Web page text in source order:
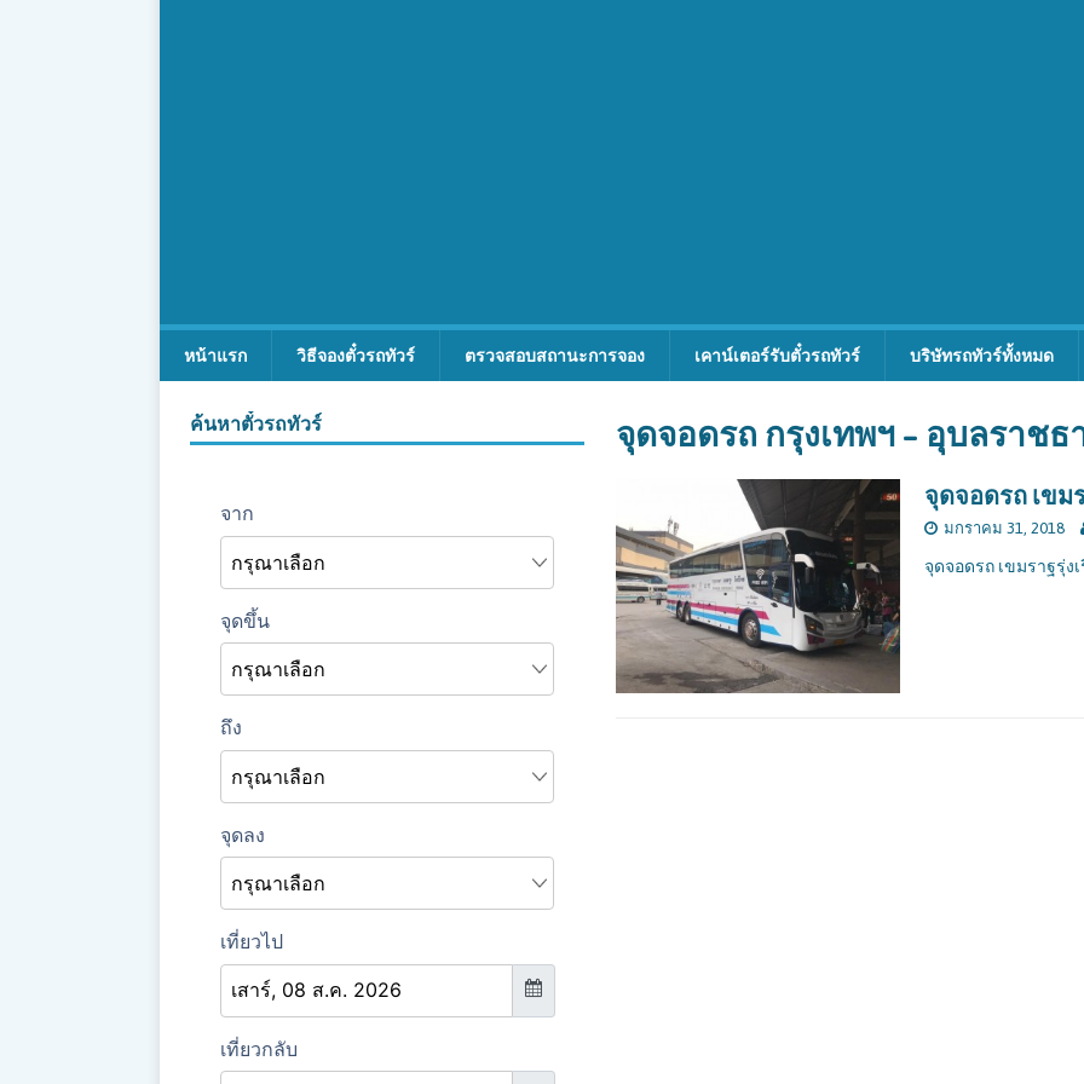
หน้าแรก วิธีจองตั๋วรถทัวร์ ตรวจสอบสถานะการจอง เคาน์เตอร์รับตั๋วรถทัวร์ บริษัทรถทัวร์ทั้งหมด
จุดจอดรถ กรุงเทพฯ – อุบลราชธ
จุดจอดรถ เขม
มกราคม 31, 2018
จุดจอดรถ เขมราฐรุ่ง
ค้นหาตั๋วรถทัวร์